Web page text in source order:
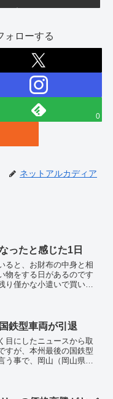
ォローする
0
ネットアルカディア
ったと感じた1日
ると、お財布の中身と相
物をする日があるのです
り僅かな小遣いで買い物
鉄型車両が引退
目にしたニュースから取
すが、本州最後の国鉄型
う事で、岡山（岡山県）